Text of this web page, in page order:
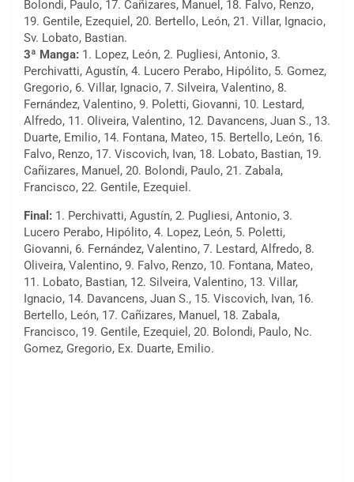
Bolondi, Paulo, 17. Cañizares, Manuel, 18. Falvo, Renzo,
19. Gentile, Ezequiel, 20. Bertello, León, 21. Villar, Ignacio,
Sv. Lobato, Bastian.
3ª Manga: 1. Lopez, León, 2. Pugliesi, Antonio, 3.
Perchivatti, Agustín, 4. Lucero Perabo, Hipólito, 5. Gomez,
Gregorio, 6. Villar, Ignacio, 7. Silveira, Valentino, 8.
Fernández, Valentino, 9. Poletti, Giovanni, 10. Lestard,
Alfredo, 11. Oliveira, Valentino, 12. Davancens, Juan S., 13.
Duarte, Emilio, 14. Fontana, Mateo, 15. Bertello, León, 16.
Falvo, Renzo, 17. Viscovich, Ivan, 18. Lobato, Bastian, 19.
Cañizares, Manuel, 20. Bolondi, Paulo, 21. Zabala,
Francisco, 22. Gentile, Ezequiel.
Final: 1. Perchivatti, Agustín, 2. Pugliesi, Antonio, 3.
Lucero Perabo, Hipólito, 4. Lopez, León, 5. Poletti,
Giovanni, 6. Fernández, Valentino, 7. Lestard, Alfredo, 8.
Oliveira, Valentino, 9. Falvo, Renzo, 10. Fontana, Mateo,
11. Lobato, Bastian, 12. Silveira, Valentino, 13. Villar,
Ignacio, 14. Davancens, Juan S., 15. Viscovich, Ivan, 16.
Bertello, León, 17. Cañizares, Manuel, 18. Zabala,
Francisco, 19. Gentile, Ezequiel, 20. Bolondi, Paulo, Nc.
Gomez, Gregorio, Ex. Duarte, Emilio.